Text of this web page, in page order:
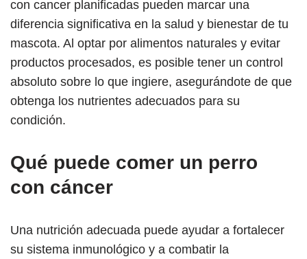
con cancer planificadas pueden marcar una
diferencia significativa en la salud y bienestar de tu
mascota. Al optar por alimentos naturales y evitar
productos procesados, es posible tener un control
absoluto sobre lo que ingiere, asegurándote de que
obtenga los nutrientes adecuados para su
condición.
Qué puede comer un perro
con cáncer
Una nutrición adecuada puede ayudar a fortalecer
su sistema inmunológico y a combatir la